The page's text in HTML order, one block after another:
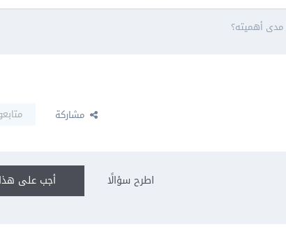
مشاركة
أجب على اطرح سؤالًا